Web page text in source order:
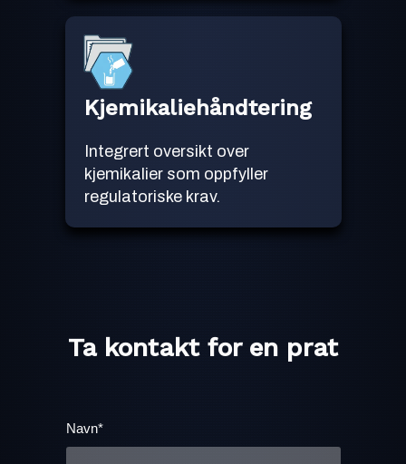
Kjemikaliehåndtering
Integrert oversikt over
kjemikalier som oppfyller
regulatoriske krav.
Ta kontakt for en prat
Navn*